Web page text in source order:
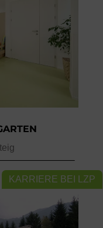
KARRIERE BEI LZP